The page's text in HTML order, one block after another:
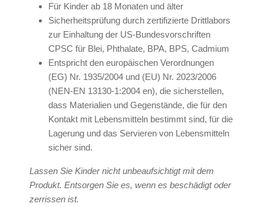
Für Kinder ab 18 Monaten und älter
Sicherheitsprüfung durch zertifizierte Drittlabors
zur Einhaltung der US-Bundesvorschriften
CPSC für Blei, Phthalate, BPA, BPS, Cadmium
Entspricht den europäischen Verordnungen
(EG) Nr. 1935/2004 und (EU) Nr. 2023/2006
(NEN-EN 13130-1:2004 en), die sicherstellen,
dass Materialien und Gegenstände, die für den
Kontakt mit Lebensmitteln bestimmt sind, für die
Lagerung und das Servieren von Lebensmitteln
sicher sind.
Lassen Sie Kinder nicht unbeaufsichtigt mit dem
Produkt. Entsorgen Sie es, wenn es beschädigt oder
zerrissen ist.